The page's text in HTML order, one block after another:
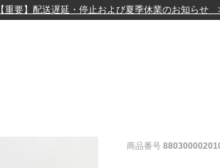
【重要】配送遅延・停止および夏季休業のお知らせ
商品番号